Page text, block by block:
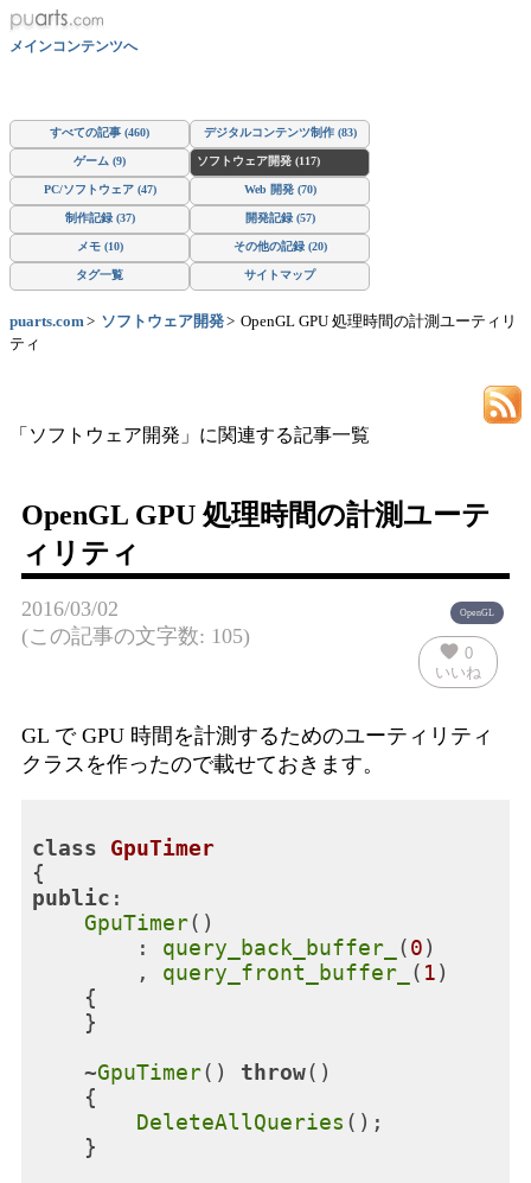
メインコンテンツへ
すべての記事 (460) デジタルコンテンツ制作 (83)
ゲーム (9) ソフトウェア開発 (117)
PC/ソフトウェア (47) Web 開発 (70)
制作記録 (37) 開発記録 (57)
メモ (10) その他の記録 (20)
タグ一覧 サイトマップ
puarts.com ソフトウェア開発
OpenGL GPU 処理時間の計測ユーティリ
ティ
「ソフトウェア開発」に関連する記事一覧
OpenGL GPU 処理時間の計測ユーテ
ィリティ
2016/03/02
(この記事の文字数: 105)
OpenGL
favorite 0
いいね
GL で GPU 時間を計測するためのユーティリティ
クラスを作ったので載せておきます。
class
GpuTimer
{
public :
GpuTimer()
        :
query_back_buffer_ (0)
        ,
query_front_buffer_ ( 1)
    {
    }
    ~
GpuTimer() throw()
    {
DeleteAllQueries ();
    }